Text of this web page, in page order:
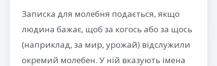
Записка для молебня подається, якщо
людина бажає, щоб за когось або за щось
(наприклад, за мир, урожай) відслужили
окремий молебен. У ній вказують імена